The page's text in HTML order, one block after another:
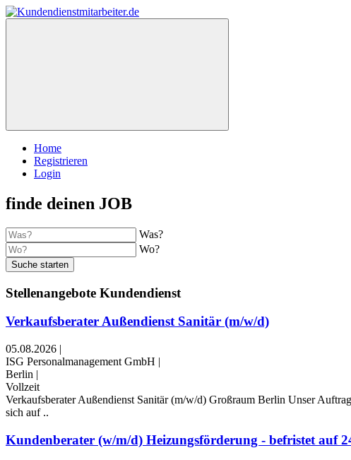
Home
Registrieren
Login
finde deinen JOB
Was?
Wo?
Suche starten
Stellenangebote Kundendienst
Verkaufsberater Außendienst Sanitär (m/w/d)
05.08.2026 |
ISG Personalmanagement GmbH |
Berlin |
Vollzeit
Verkaufsberater Außendienst Sanitär (m/w/d) Großraum Berlin Unser
sich auf ..
Kundenberater (w/m/d) Heizungsförderung - befristet auf